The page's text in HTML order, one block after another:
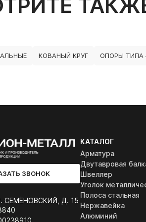
КОВАНЫЙ КРУГ ОПОРЫ ТИПА
ЗВОНОК
СЕМЁНОВСКИЙ, Д. 15
КАТАЛОГ
Арматура
Двутавровая
Швеллер
Уголок
Полоса стальная
Нержавейка
Алюминий